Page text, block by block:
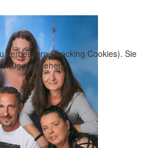
verbessern (Tracking Cookies). Sie
stehen.